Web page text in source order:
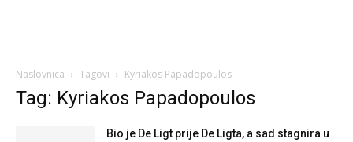
Naslovnica Tagovi Kyriakos Papadopoulos
Tag: Kyriakos Papadopoulos
Bio je De Ligt prije De Ligta, a sad stagnira u